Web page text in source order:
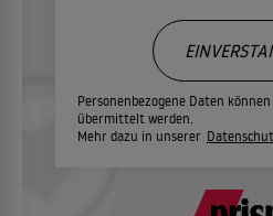
Personenbezogene Daten
übermittelt werden.
Mehr dazu in unserer